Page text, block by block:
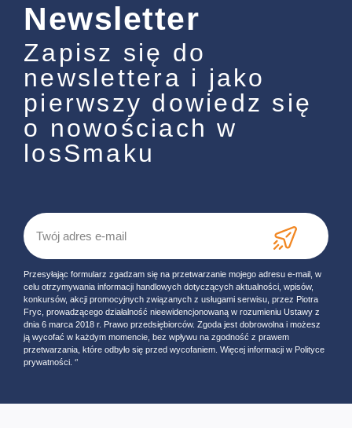
Newsletter
Zapisz się do
newslettera i jako
pierwszy dowiedz się
o nowościach w
losSmaku
Przesyłając formularz zgadzam się na przetwarzanie mojego adresu e-mail, w
celu otrzymywania informacji handlowych dotyczących aktualności, wpisów,
konkursów, akcji promocyjnych związanych z usługami serwisu, przez Piotra
Fryc, prowadzącego działalność nieewidencjonowaną w rozumieniu Ustawy z
dnia 6 marca 2018 r. Prawo przedsiębiorców. Zgoda jest dobrowolna i możesz
ją wycofać w każdym momencie, bez wpływu na zgodność z prawem
przetwarzania, które odbyło się przed wycofaniem. Więcej informacji w Polityce
prywatności. ‘’